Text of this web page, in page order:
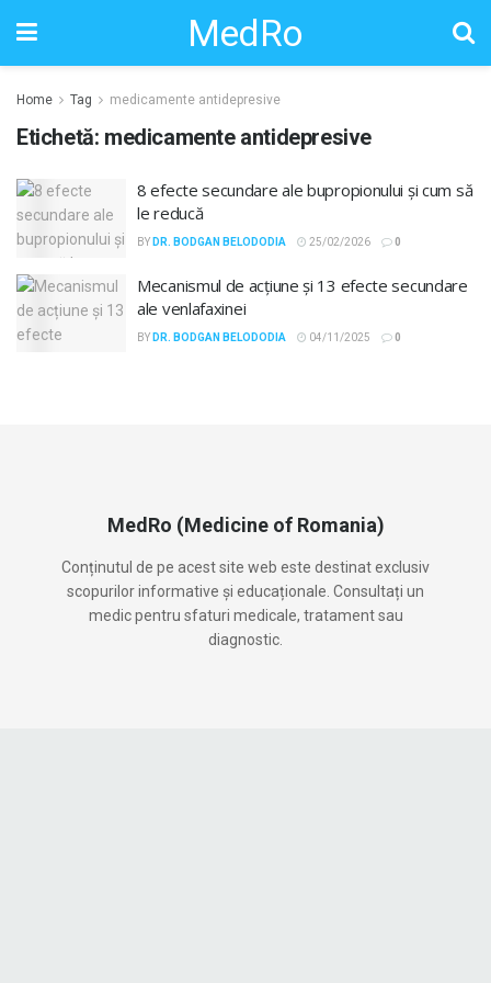
MedRo
Home Tag medicamente antidepresive
Etichetă: medicamente antidepresive
8 efecte secundare ale bupropionului și cum să
le reducă
BY DR. BODGAN BELODODIA 25/02/2026 0
Mecanismul de acțiune și 13 efecte secundare
ale venlafaxinei
BY DR. BODGAN BELODODIA 04/11/2025 0
MedRo (Medicine of Romania)
Conținutul de pe acest site web este destinat exclusiv
scopurilor informative și educaționale. Consultați un
medic pentru sfaturi medicale, tratament sau
diagnostic.